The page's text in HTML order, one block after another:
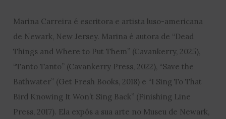
Marina Carreira é escritora e artista luso-americana
de Newark, New Jersey. Marina é autora de “Dead
Things and Where to Put Them” (Cavankerry, 2025),
“Tanto Tanto” (Cavankerry Press, 2022), “Save the
Bathwater” (Get Fresh Books, 2018) e “I Sing To That
Bird Knowing It Won’t Sing Back” (Finishing Line
Press, 2017). Ela expôs a sua arte no Museu de Newark,